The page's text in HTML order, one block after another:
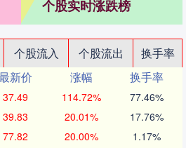
个股实时涨跌榜
个股流入 个股流出
换手率
新价 涨幅
换手率
37.49 114.72% 77.46%
39.83 20.01% 17.76%
77.82 20.00% 1.17%